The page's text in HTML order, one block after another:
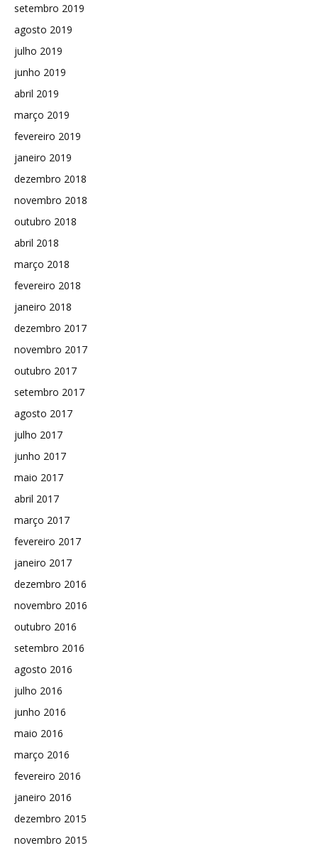
setembro 2019
agosto 2019
julho 2019
junho 2019
abril 2019
março 2019
fevereiro 2019
janeiro 2019
dezembro 2018
novembro 2018
outubro 2018
abril 2018
março 2018
fevereiro 2018
janeiro 2018
dezembro 2017
novembro 2017
outubro 2017
setembro 2017
agosto 2017
julho 2017
junho 2017
maio 2017
abril 2017
março 2017
fevereiro 2017
janeiro 2017
dezembro 2016
novembro 2016
outubro 2016
setembro 2016
agosto 2016
julho 2016
junho 2016
maio 2016
março 2016
fevereiro 2016
janeiro 2016
dezembro 2015
novembro 2015